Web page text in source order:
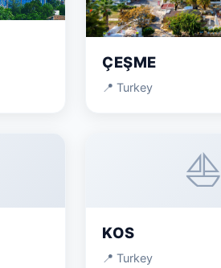
ÇEŞME
📍 Turkey
⛵
KOS
📍 Turkey